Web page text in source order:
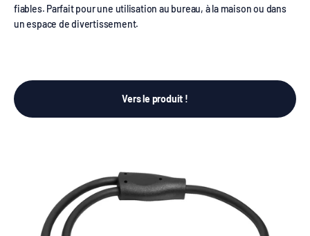
fiables. Parfait pour une utilisation au bureau, à la maison ou dans
un espace de divertissement.
Vers le produit !